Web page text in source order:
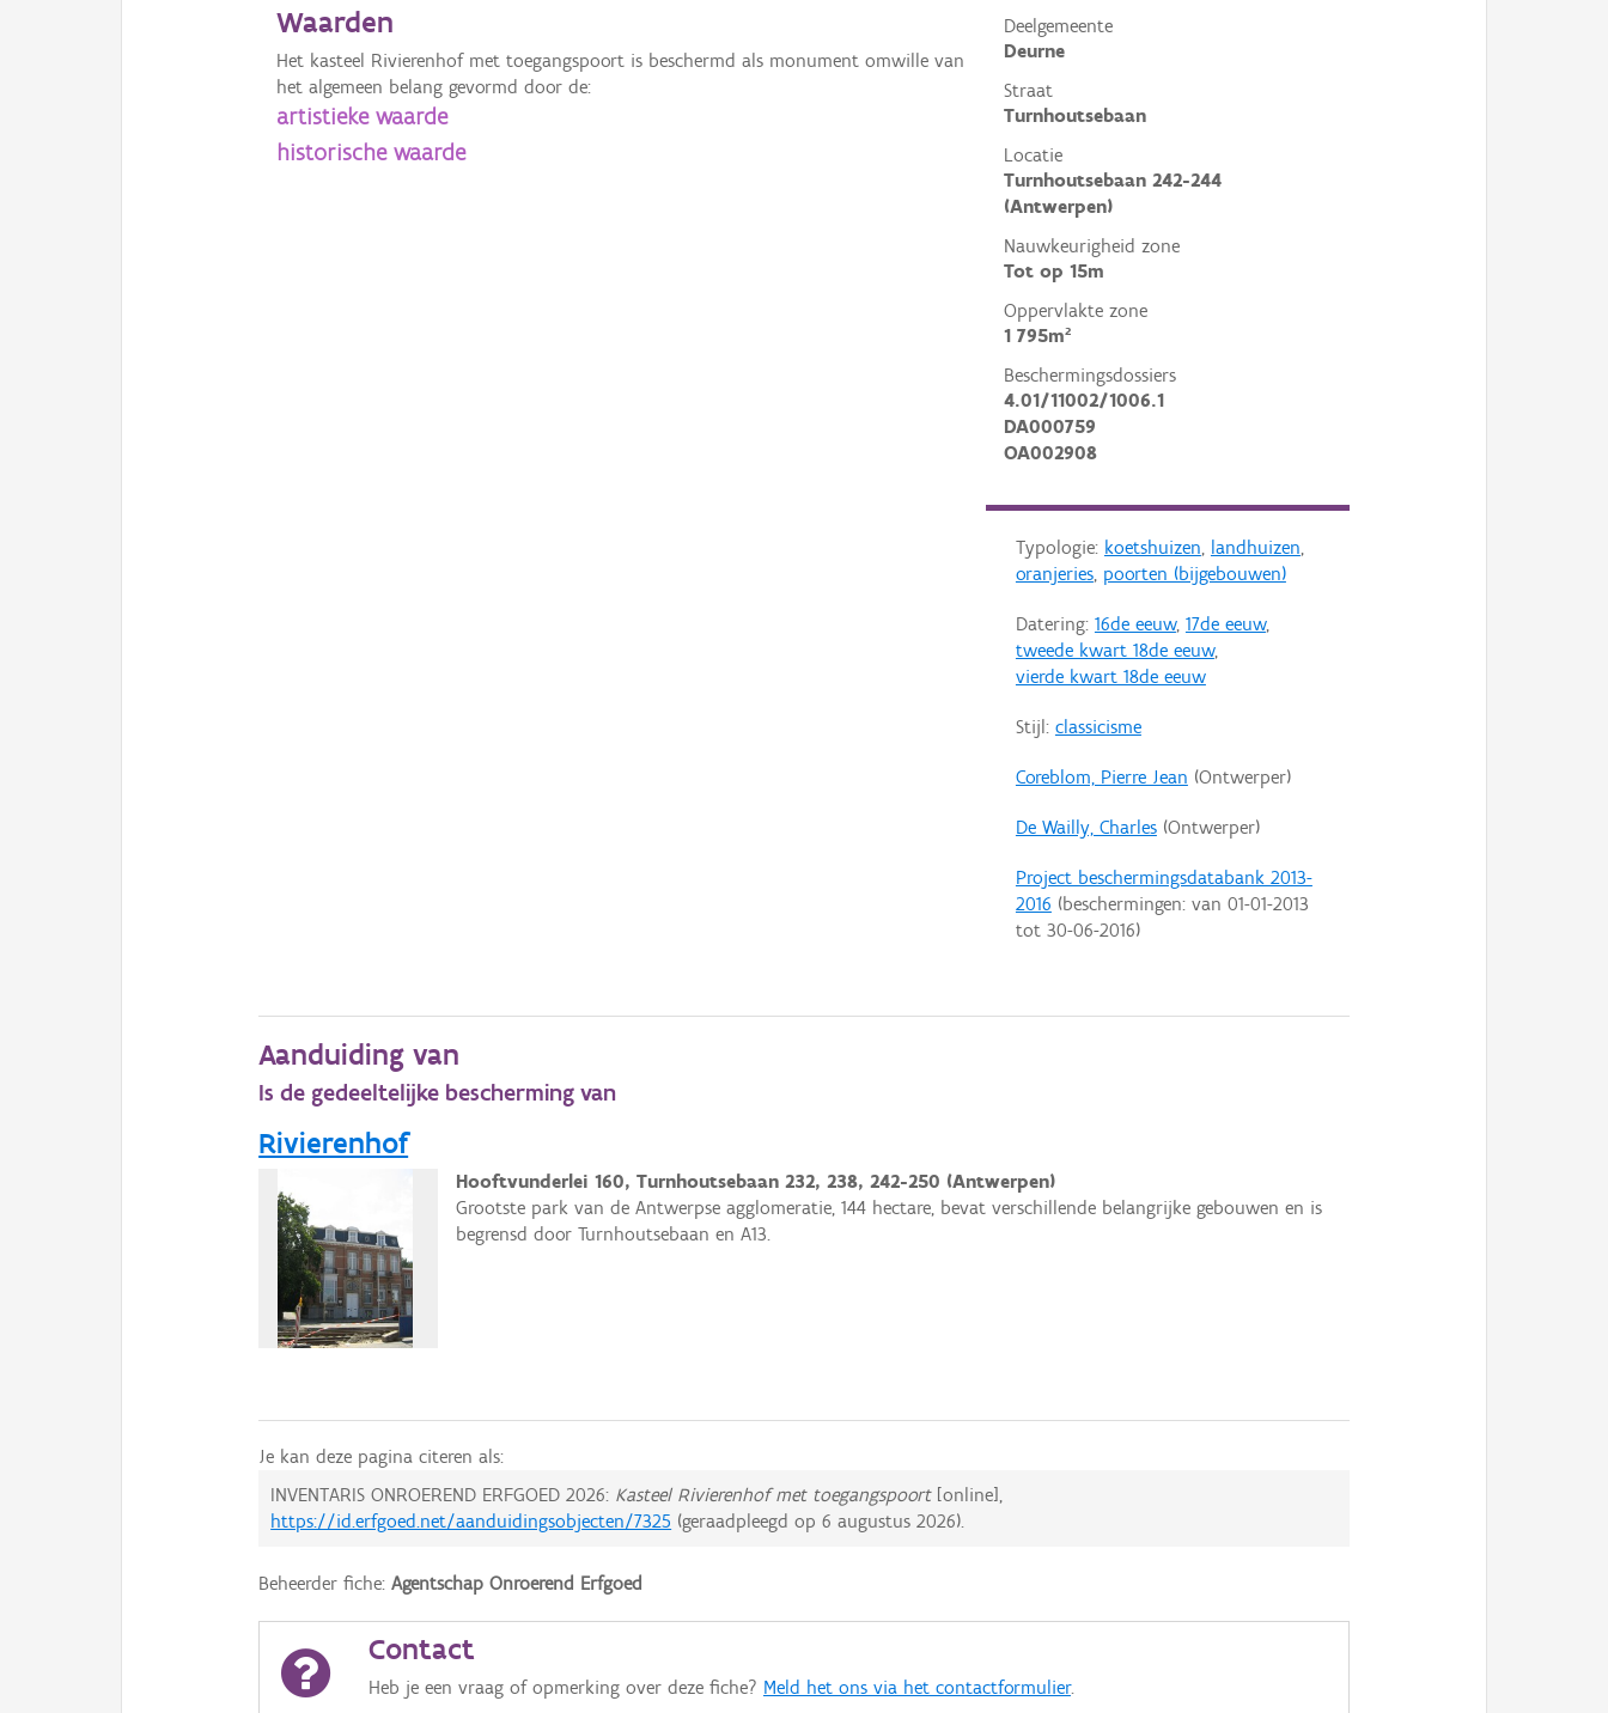
Deelgemeente
Deurne
Straat
Turnhoutsebaan
Locatie
Turnhoutsebaan 242-244
(Antwerpen)
Nauwkeurigheid zone
Tot op 15m
Oppervlakte zone
1 795m²
Beschermingsdossiers
4.01/11002/1006.1
DA000759
OA002908
Typologie: koetshuizen, landhuizen,
oranjeries, poorten (bijgebouwen)
Datering: 16de eeuw, 17de eeuw,
tweede kwart 18de eeuw,
vierde kwart 18de eeuw
Stijl: classicisme
Coreblom, Pierre Jean (Ontwerper)
De Wailly, Charles(Ontwerper)
Project beschermingsdatabank 2013-
2016 (beschermingen: van 01-01-2013
tot 30-06-2016)
Waarden
Het kasteel Rivierenhof met toegangspoort is beschermd als monument omwille van
het algemeen belang gevormd door de:
artistieke waarde
historische waarde
Aanduiding van
Is de gedeeltelijke bescherming van
Rivierenhof
Hooftvunderlei 160, Turnhoutsebaan 232, 238, 242-250 (Antwerpen)
Grootste park van de Antwerpse agglomeratie, 144 hectare, bevat verschillende belangrijke gebouwen en is
begrensd door Turnhoutsebaan en A13.
Je kan deze pagina citeren als:
INVENTARIS ONROEREND ERFGOED 2026: Kasteel Rivierenhof met toegangspoort[online],
https://id.erfgoed.net/aanduidingsobjecten/7325 (geraadpleegd op6 augustus 2026).
Beheerder fiche:Agentschap Onroerend Erfgoed
Contact
Heb je een vraag of opmerking over deze fiche? Meld het ons via het contactformulier.